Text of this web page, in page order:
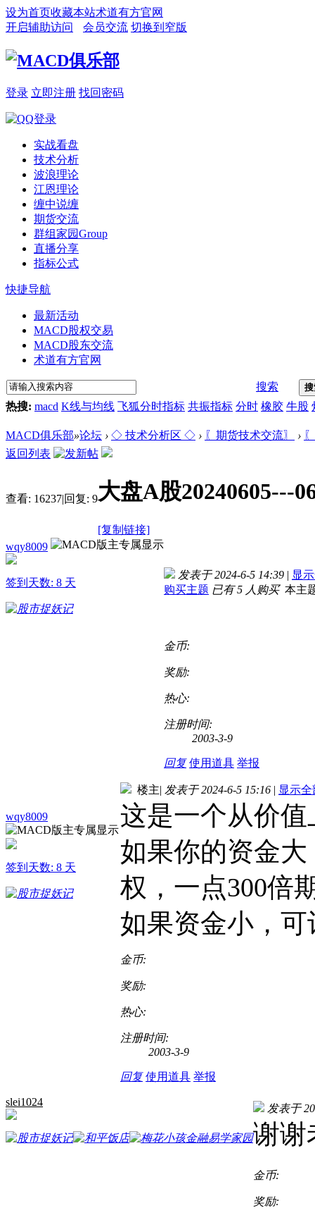
设为首页收藏本站术道有方官网
开启辅助访问
会员交流 切换到窄版
登录 立即注册 找回密码
实战看盘
技术分析
波浪理论
江恩理论
缠中说缠
期货交流
群组家园Group
直播分享
指标公式
快捷导航
最新活动
MACD股权交易
MACD股东交流
术道有方官网
搜索
热搜: macd K线与均线 飞狐分时指标 共振指标 分时 橡胶 牛股
MACD俱乐部»论坛 › ◇ 技术分析区 ◇ › 〖期货技术交流〗 ›
返回列表
查看: 16237|回复: 9大盘A股20240605---
[复制链接]
wqy8009
签到天数: 8 天
发表于 2024-6-5 14:39 | 显
购买主题 已有 5 人购买 本主
金币:
奖励:
热心:
注册时间:
2003-3-9
回复 使用道具 举报
wqy8009
签到天数: 8 天
楼主| 发表于 2024-6-5 15:16 | 显示
这是一个从价
如果你的资金
权，一点300倍
如果资金小，
金币:
奖励:
热心:
注册时间:
2003-3-9
回复 使用道具 举报
slei1024
发表于
谢谢
金币:
奖励: